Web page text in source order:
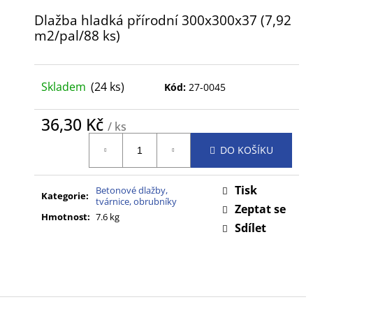
Dlažba hladká přírodní 300x300x37 (7,92
m2/pal/88 ks)
Skladem (24 ks) Kód: 27-0045
36,30 Kč / ks
DO KOŠÍKU
Kategorie:
Betonové dlažby,
tvárnice, obrubníky
Hmotnost: 7.6 kg
Tisk
Zeptat se
Sdílet